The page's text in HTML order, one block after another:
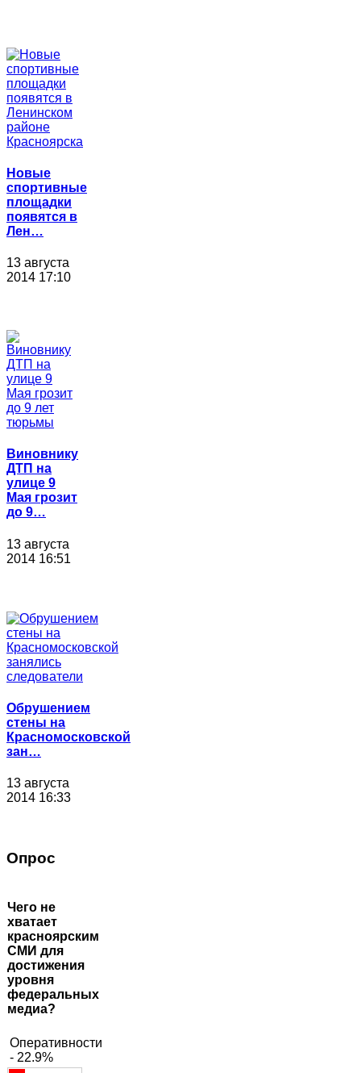
Новые
спортивные
площадки
появятся в
Лен…
13 августа
2014 17:10
Виновнику
ДТП на
улице 9
Мая грозит
до 9…
13 августа
2014 16:51
Обрушением
стены на
Красномосковской
зан…
13 августа
2014 16:33
Опрос
Чего не
хватает
красноярским
СМИ для
достижения
уровня
федеральных
медиа?
Оперативности
- 22.9%